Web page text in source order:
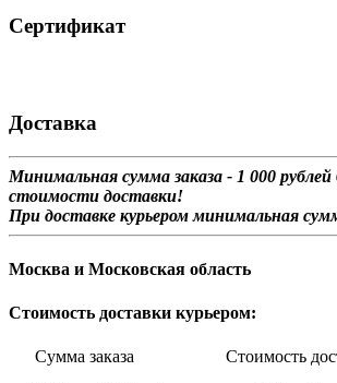
Сертификат
Доставка
Минимальная сумма заказа - 1 000 рублей
стоимости доставки!
При доставке курьером минимальная
Москва и Московская область
Стоимость доставки курьером:
Сумма заказа Стоимость